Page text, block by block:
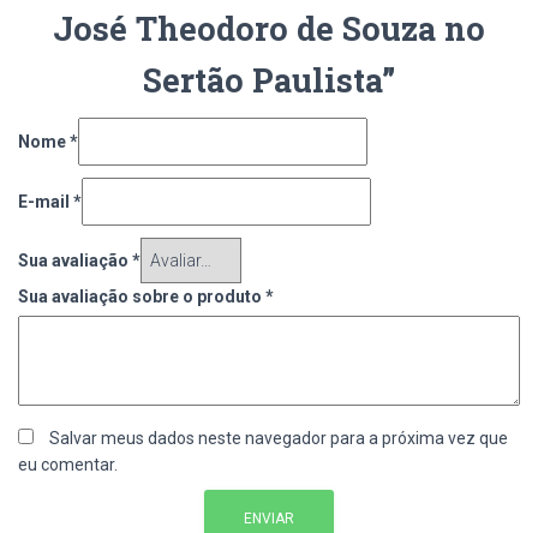
José Theodoro de Souza no
Sertão Paulista”
Nome*
E-mail *
Sua avaliação *
Sua avaliação sobre o produto *
Salvar meus dados neste navegador para a próxima vez que
eu comentar.